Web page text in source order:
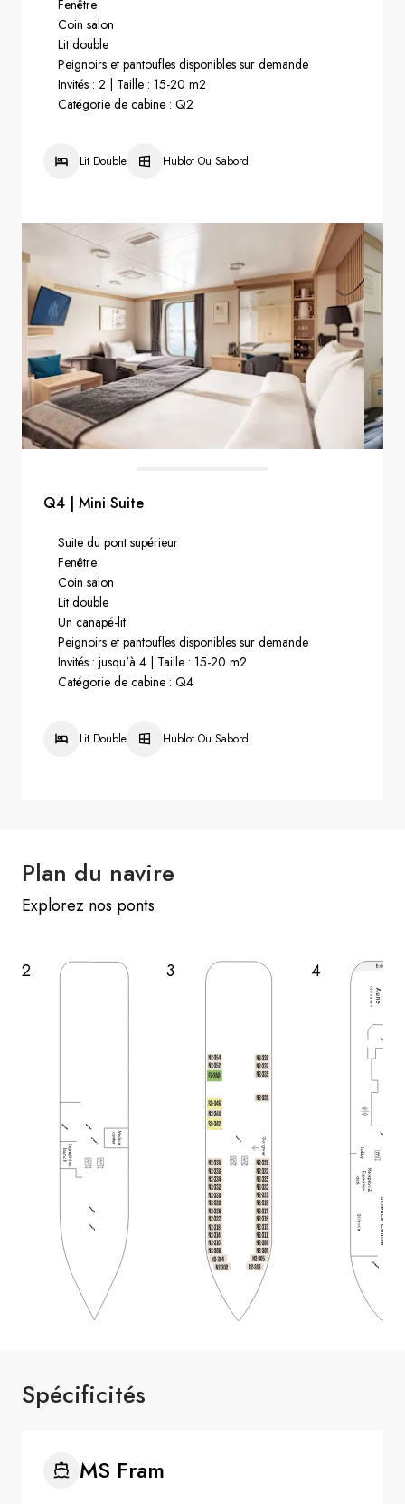
Fenêtre
Coin salon
Lit double
Peignoirs et pantoufles disponibles sur demande
Invités : 2 | Taille : 15-20 m2
Catégorie de cabine : Q2
Lit Double Hublot Ou Sabord
Q4 | Mini Suite
Suite du pont supérieur
Fenêtre
Coin salon
Lit double
Un canapé-lit
Peignoirs et pantoufles disponibles sur demande
Invités : jusqu'à 4 | Taille : 15-20 m2
Catégorie de cabine : Q4
Lit Double Hublot Ou Sabord
Plan du navire
Explorez nos ponts
2 3 4
Spécificités
MS Fram